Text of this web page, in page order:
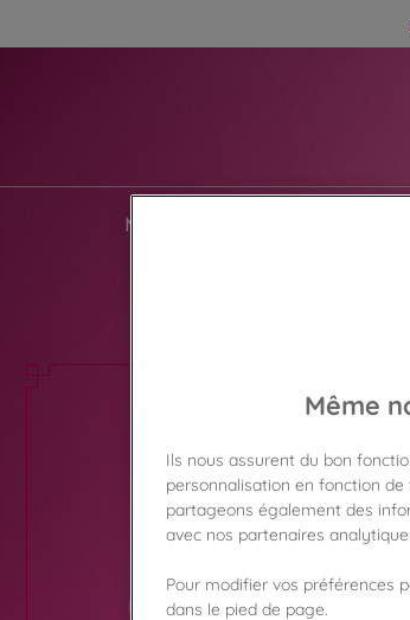
Nos chocolats
Retrouvez ici les chocolats
Même
Ils nous assurent du bon
personnalisation en fonction
partageons également des
avec nos partenaires
Pour modifier vos préférences
dans le pied de page.